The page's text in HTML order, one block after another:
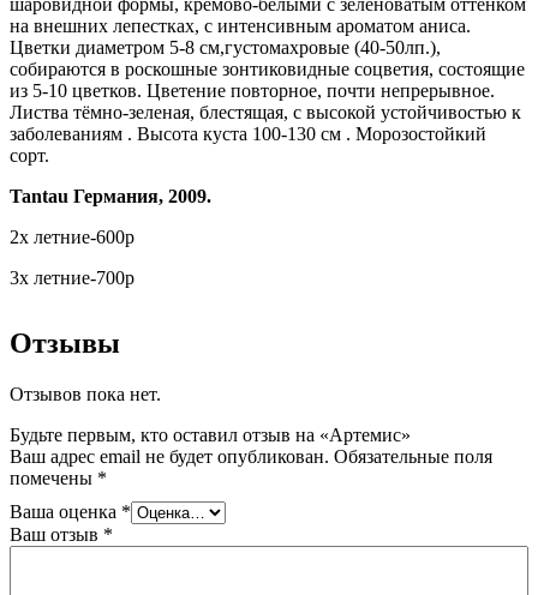
шаровидной формы, кремово-белыми с зеленоватым оттенком
на внешних лепестках, с интенсивным ароматом аниса.
Цветки диаметром 5-8 см,густомахровые (40-50лп.),
собираются в роскошные зонтиковидные соцветия, состоящие
из 5-10 цветков. Цветение повторное, почти непрерывное.
Листва тёмно-зеленая, блестящая, с высокой устойчивостью к
заболеваниям . Высота куста 100-130 см . Морозостойкий
сорт.
Tantau Германия, 2009.
2х летние-600р
3х летние-700р
Отзывы
Отзывов пока нет.
Будьте первым, кто оставил отзыв на «Артемис»
Ваш адрес email не будет опубликован. Обязательные поля
помечены *
Ваша оценка *
Ваш отзыв *